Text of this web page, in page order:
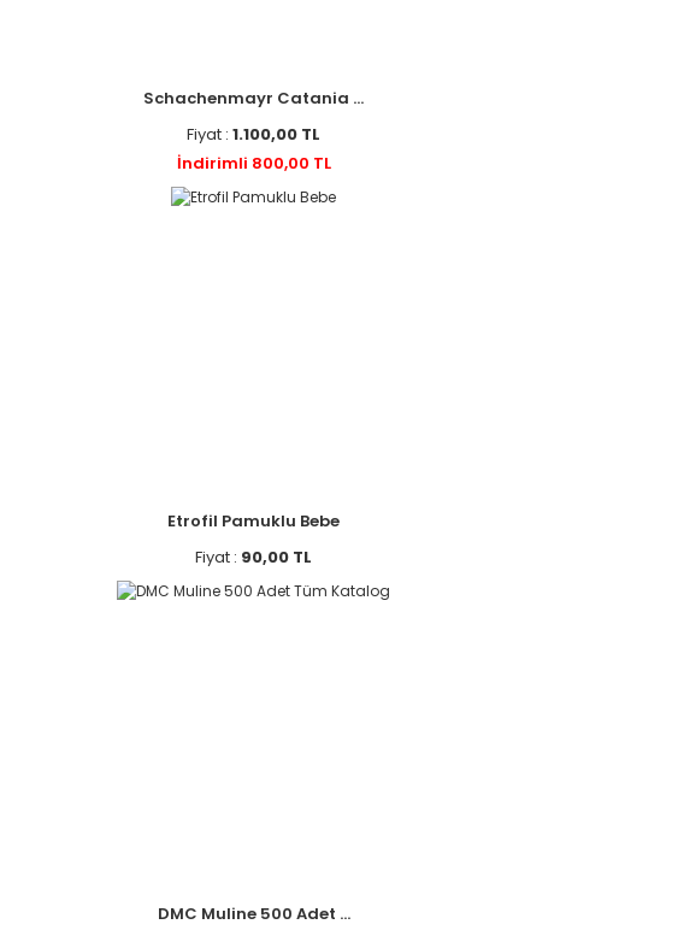
Schachenmayr Catania ...
Fiyat :1.100,00 TL
İndirimli 800,00 TL
Etrofil Pamuklu Bebe
Fiyat : 90,00 TL
DMC Muline 500 Adet ...